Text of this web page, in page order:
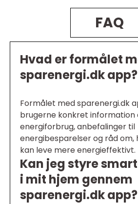
FAQ
Hvad er formålet
sparenergi.dk app?
Formålet med sparenergi.dk
brugerne konkret information
energiforbrug, anbefalinger til
energibesparelser og råd om,
kan leve mere energieffektivt.
Kan jeg styre
i mit hjem gennem
sparenergi.dk app?